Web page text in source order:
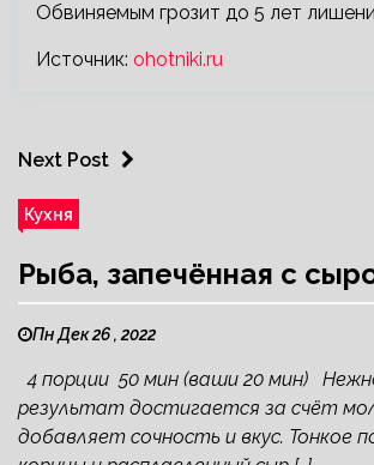
Обвиняемым грозит до 5 лет
Источник: ohotniki.ru
Next Post
Кухня
Рыба, запечённая с
Пн Дек 26 , 2022
4 порции 50 мин (ваши 20 мин)
результат достигается за счёт
добавляет сочность и вкус. Тонкое